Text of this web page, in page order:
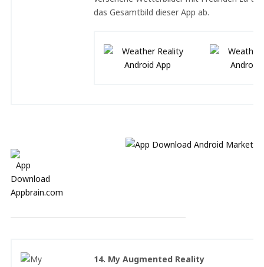
das Gesamtbild dieser App ab.
14. My Augmented Reality